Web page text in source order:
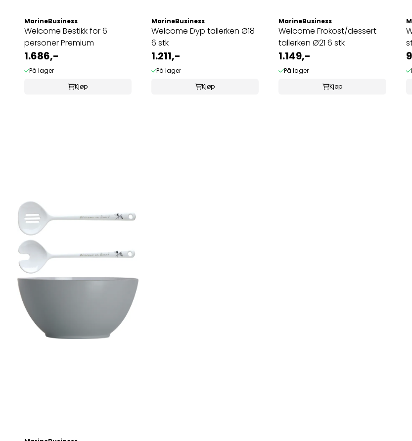
MarineBusiness
Welcome Bestikk for 6
personer Premium
1.686,-
På lager
Kjøp
MarineBusiness
Welcome Dyp tallerken Ø18
6 stk
1.211,-
På lager
Kjøp
MarineBusiness
Welcome Frokost/dessert
tallerken Ø21 6 stk
1.149,-
På lager
Kjøp